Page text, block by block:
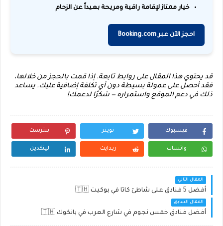
خيار ممتاز لإقامة راقية ومريحة بعيداً عن الزحام
احجز الآن عبر Booking.com
قد يحتوي هذا المقال على روابط تابعة. إذا قمت بالحجز من خلالها،
فقد أحصل على عمولة بسيطة دون أي تكلفة إضافية عليك. يساعد
ذلك في دعم الموقع واستمراره — شكرًا لدعمك!
فيسبوك تويتر بنترست
واتساب ريدايت لينكدين
المقال التالي
أفضل 5 فنادق على شاطئ كاتا في بوكيت 🇹🇭
المقال السابق
أفضل فنادق خمس نجوم في شارع العرب في بانكوك 🇹🇭